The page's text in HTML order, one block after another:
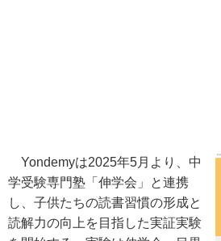
Yondemyは2025年5月より、中
学受験専門塾「伸学会」と連携
し、子供たちの読書習慣の形成と
読解力の向上を目指した実証実験